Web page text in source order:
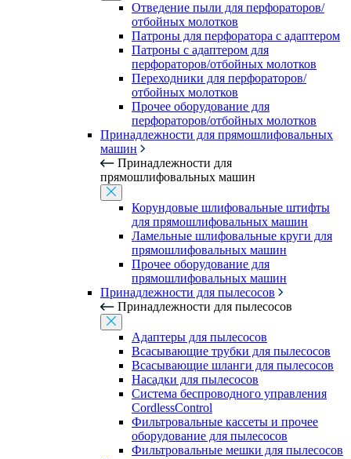
Отведение пыли для перфораторов/
отбойных молотков
Патроны для перфоратора с адаптером
Патроны с адаптером для
перфораторов/отбойных молотков
Переходники для перфораторов/
отбойных молотков
Прочее оборудование для
перфораторов/отбойных молотков
Принадлежности для прямошлифовальных
машин
Принадлежности для
прямошлифовальных машин
Корундовые шлифовальные штифты
для прямошлифовальных машин
Ламельные шлифовальные круги для
прямошлифовальных машин
Прочее оборудование для
прямошлифовальных машин
Принадлежности для пылесосов
Принадлежности для пылесосов
Адаптеры для пылесосов
Всасывающие трубки для пылесосов
Всасывающие шланги для пылесосов
Насадки для пылесосов
Система беспроводного управления
CordlessControl
Фильтровальные кассеты и прочее
оборудование для пылесосов
Фильтровальные мешки для пылесосов